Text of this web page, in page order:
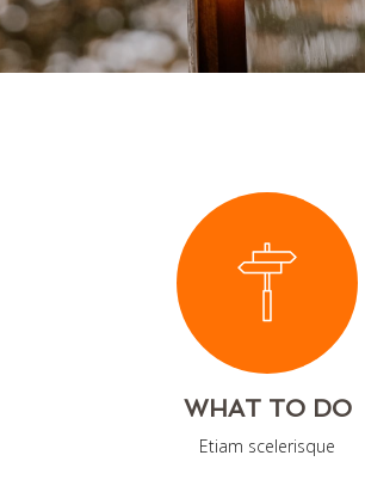
WHAT TO DO
Etiam scelerisque